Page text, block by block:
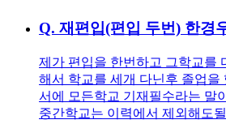
Q. 재편입(편입 두번) 한경
제가 편입을 한번하고 그학교를
해서 학교를 세개 다닌후 졸업을
서에 모든학교 기재필수라는 말
중간학교는 이력에서 제외해도